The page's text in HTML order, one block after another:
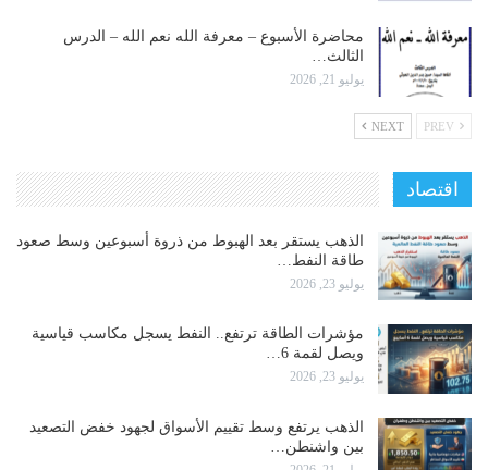
محاضرة الأسبوع – معرفة الله نعم الله – الدرس
الثالث…
يوليو 21, 2026
NEXT
اقتصاد
الذهب يستقر بعد الهبوط من ذروة أسبوعين وسط صعود
طاقة النفط…
يوليو 23, 2026
مؤشرات الطاقة ترتفع.. النفط يسجل مكاسب قياسية
ويصل لقمة 6…
يوليو 23, 2026
الذهب يرتفع وسط تقييم الأسواق لجهود خفض التصعيد
بين واشنطن…